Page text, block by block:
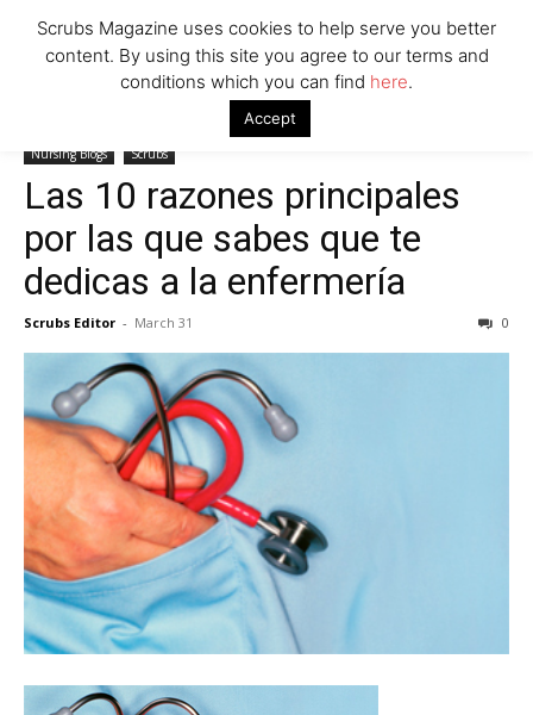
Las 10 razones principales por las que sabes
Nursing Blogs Scrubs
Las 10 razones principales
por las que sabes que te
dedicas a la enfermería
Scrubs Editor - March 31 0
Scrubs Magazine uses cookies to help serve you better
content. By using this site you agree to our terms and
conditions which you can find here.
Accept